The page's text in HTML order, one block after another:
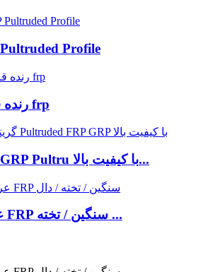
Profile
رنده قالبی frp
FRP GRP Pultru با کیفیت بالا...
عرشه FRP سنگین / تخته ...